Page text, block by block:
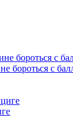
бороться с